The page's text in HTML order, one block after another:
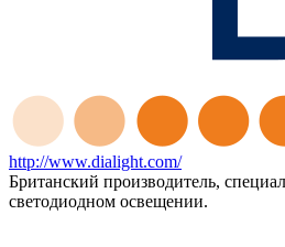
http://www.dialight.com/
Британский производитель,
светодиодном освещении.